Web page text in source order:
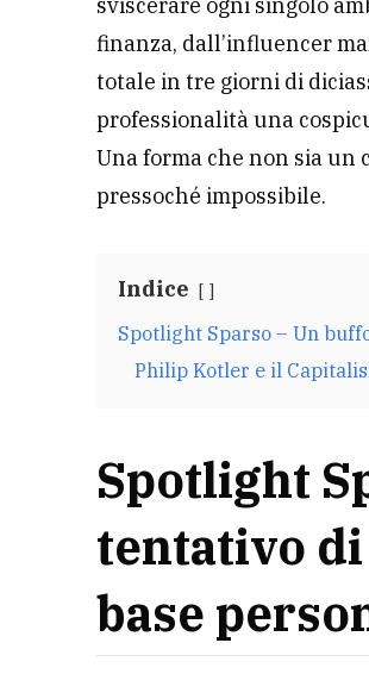
finanza, dall’influencer
totale in tre giorni di
professionalità una
Una forma che non sia un
pressoché impossibile.
Indice
Spotlight Sparso – Un
Philip Kotler e il
Spotlight
tentativo
base